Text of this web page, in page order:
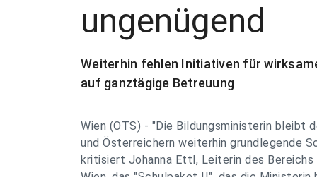
ungenügend
Weiterhin fehlen Initiativen für
auf ganztägige Betreuung
Wien (OTS) - "Die Bildungsministerin bleibt
und Österreichern weiterhin grundlegende
kritisiert Johanna Ettl, Leiterin des Bereichs